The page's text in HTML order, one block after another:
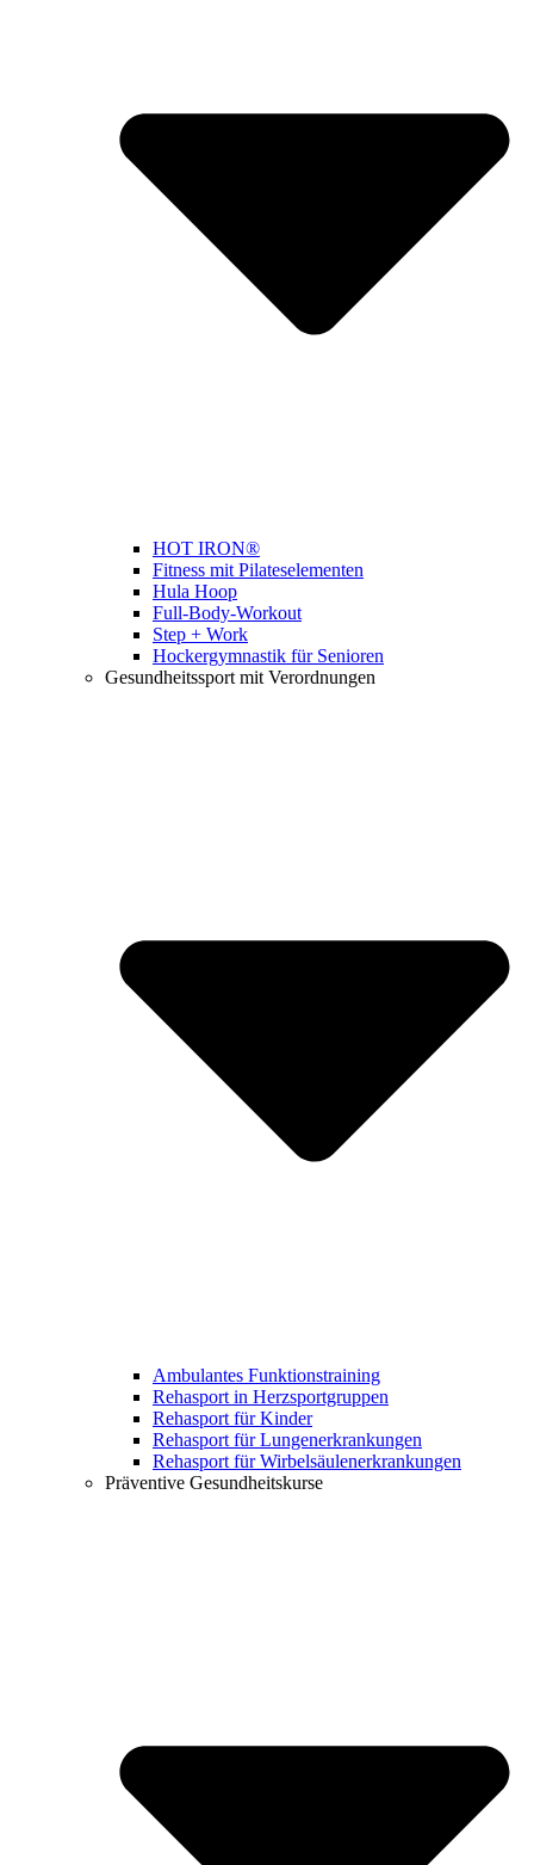
HOT IRON®
Fitness mit Pilateselementen
Hula Hoop
Full-Body-Workout
Step + Work
Hockergymnastik für Senioren
Gesundheitssport mit Verordnungen
Ambulantes Funktionstraining
Rehasport in Herzsportgruppen
Rehasport für Kinder
Rehasport für Lungenerkrankungen
Rehasport für Wirbelsäulenerkrankungen
Präventive Gesundheitskurse